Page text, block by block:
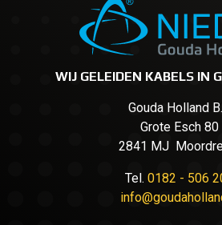
WIJ GELEIDEN KABELS IN
Gouda Holland
Grote Esch 80
2841 MJ
Tel. 0182 - 506